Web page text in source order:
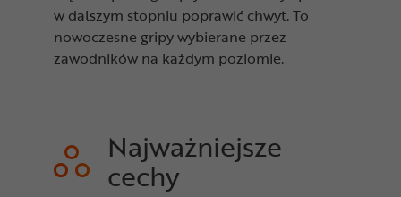
w dalszym stopniu poprawić chwyt. To
nowoczesne gripy wybierane przez
zawodników na każdym poziomie.
Najważniejsze
cechy